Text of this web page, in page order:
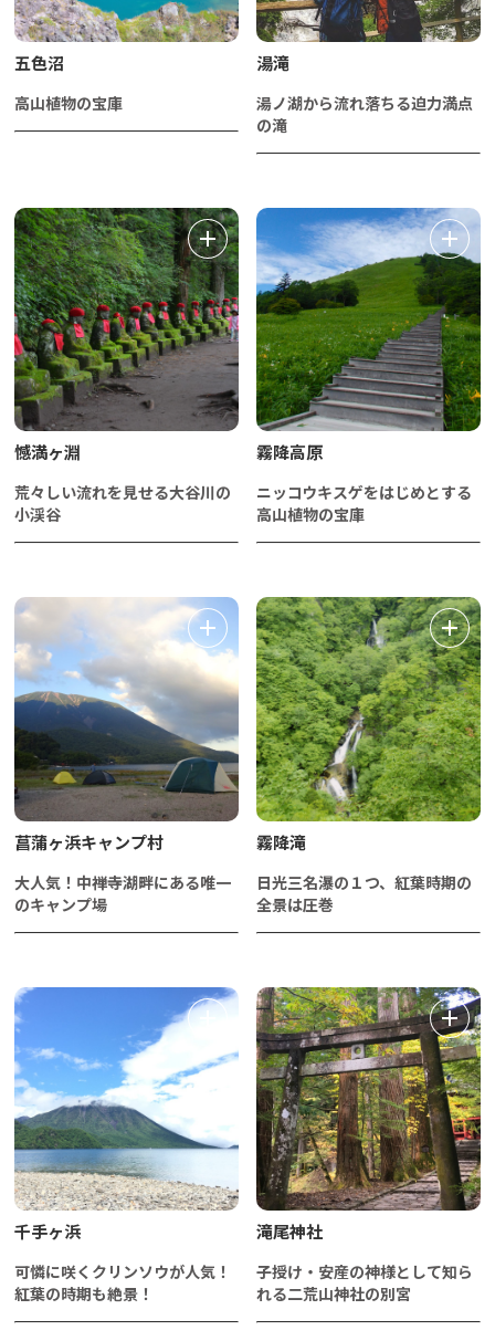
五色沼
高山植物の宝庫
湯滝
湯ノ湖から流れ落ちる迫力満点
の滝
憾満ヶ淵
荒々しい流れを見せる大谷川の
小渓谷
霧降高原
ニッコウキスゲをはじめとする
高山植物の宝庫
菖蒲ヶ浜キャンプ村
大人気！中禅寺湖畔にある唯一
のキャンプ場
霧降滝
日光三名瀑の１つ、紅葉時期の
全景は圧巻
千手ヶ浜
可憐に咲くクリンソウが人気！
紅葉の時期も絶景！
滝尾神社
子授け・安産の神様として知ら
れる二荒山神社の別宮